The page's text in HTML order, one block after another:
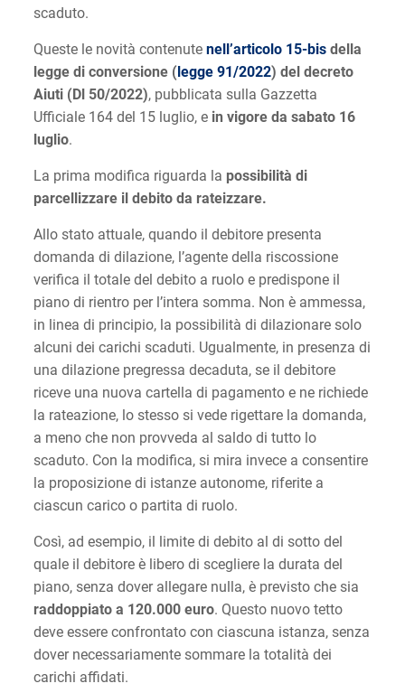
scaduto.
Queste le novità contenute nell’articolo 15-bis della
legge di conversione (legge 91/2022) del decreto
Aiuti (Dl 50/2022), pubblicata sulla Gazzetta
Ufficiale 164 del 15 luglio, e in vigore da sabato 16
luglio.
La prima modifica riguarda la possibilità di
parcellizzare il debito da rateizzare.
Allo stato attuale, quando il debitore presenta
domanda di dilazione, l’agente della riscossione
verifica il totale del debito a ruolo e predispone il
piano di rientro per l’intera somma. Non è ammessa,
in linea di principio, la possibilità di dilazionare solo
alcuni dei carichi scaduti. Ugualmente, in presenza di
una dilazione pregressa decaduta, se il debitore
riceve una nuova cartella di pagamento e ne richiede
la rateazione, lo stesso si vede rigettare la domanda,
a meno che non provveda al saldo di tutto lo
scaduto. Con la modifica, si mira invece a consentire
la proposizione di istanze autonome, riferite a
ciascun carico o partita di ruolo.
Così, ad esempio, il limite di debito al di sotto del
quale il debitore è libero di scegliere la durata del
piano, senza dover allegare nulla, è previsto che sia
raddoppiato a 120.000 euro. Questo nuovo tetto
deve essere confrontato con ciascuna istanza, senza
dover necessariamente sommare la totalità dei
carichi affidati.